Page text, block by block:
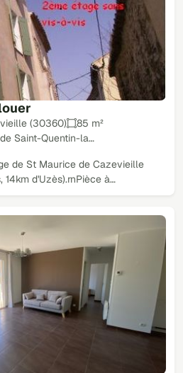
(30360)
85 m²
Saint-Quentin-la…
de St Maurice de Cazevieille
14km d'Uzès).rnPièce à…